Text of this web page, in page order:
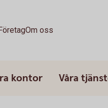
Om oss
kontor Våra